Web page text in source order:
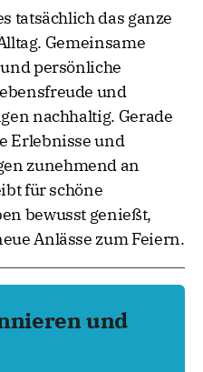
tatsächlich das ganze
Gemeinsame
persönliche
und
nachhaltig. Gerade
Erlebnisse und
zunehmend an
für schöne
bewusst genießt,
Anlässe zum Feiern.
und